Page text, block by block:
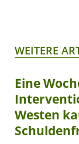
WEITERE
Eine
Westen